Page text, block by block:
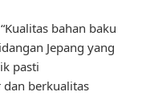
bahan baku
Jepang yang
pasti
dan berkualitas